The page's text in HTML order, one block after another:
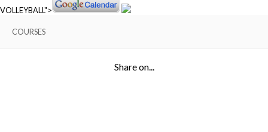
VOLLEYBALL">
COURSES
Share on...